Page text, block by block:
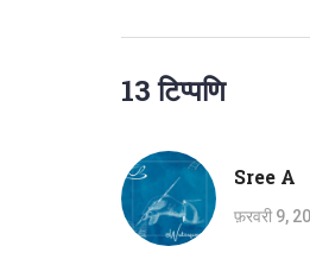
13 टिप्पणि
Sree A
फ़रवरी 9,